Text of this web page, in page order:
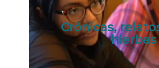
Crónicas,
hierbas